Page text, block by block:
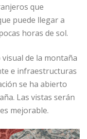
que
puede llegar a
horas de sol.
de la montaña
e infraestructuras
se ha abierto
Las vistas serán
mejorable.